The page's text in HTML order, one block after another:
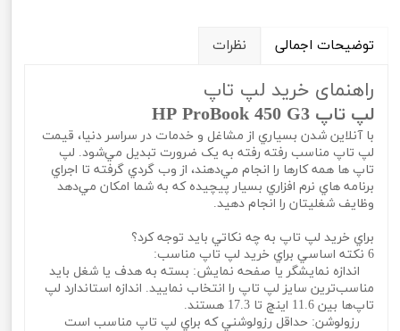
توضیحات اجمالی نظرات
راهنمای خرید لپ تاپ
لپ تاپ HP ProBook 450 G3
با آنلاين شدن بسياري از مشاغل و خدمات در سراسر دنيا، قيمت
لپ تاپ مناسب رفته رفته به يک ضرورت تبديل مي‌شود. لپ
تاپ ها همه کارها را انجام مي‌دهند، از وب گردي گرفته تا اجراي
برنامه هاي نرم افزاري بسيار پيچيده که به شما امکان مي‌دهد
وظايف شغليتان را انجام دهيد.
براي خريد لپ تاپ به چه نکاتي بايد توجه کرد؟
6 نکته اساسي براي خريد لپ تاپ مناسب:
اندازه نمايشگر يا صفحه نمايش: بسته به هدف يا شغل بايد
مناسب‌ترين سايز لپ تاپ را انتخاب نماييد. اندازه استاندارد لپ
تاپ‌ها بين 11.6 اينچ تا 17.3 هستند.
رزولوشن: حداقل رزولوشني که براي لپ تاپ مناسب است